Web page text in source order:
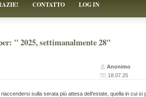
CONTATTO LOG IN
" 2025, settimanalmente 28"
Anonimo
18.07.25
sulla serata più attesa dell’estate, quella in cui si